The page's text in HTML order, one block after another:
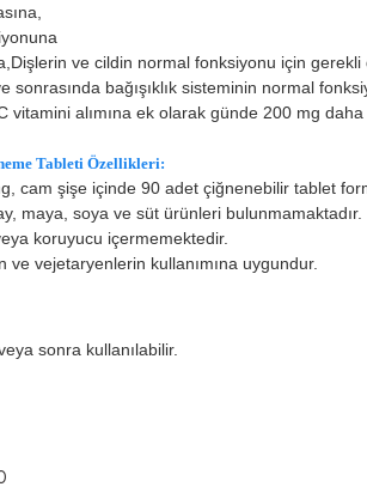
ve cildin normal fonksiyonu için
sonrasında bağışıklık sisteminin normal
vitamini alımına ek olarak günde 200 mg daha
Tableti Özellikleri:
cam şişe içinde 90 adet çiğnenebilir tablet
maya, soya ve süt ürünleri bulunmamaktadır.
koruyucu içermemektedir.
vejetaryenlerin kullanımına uygundur.
sonra kullanılabilir.